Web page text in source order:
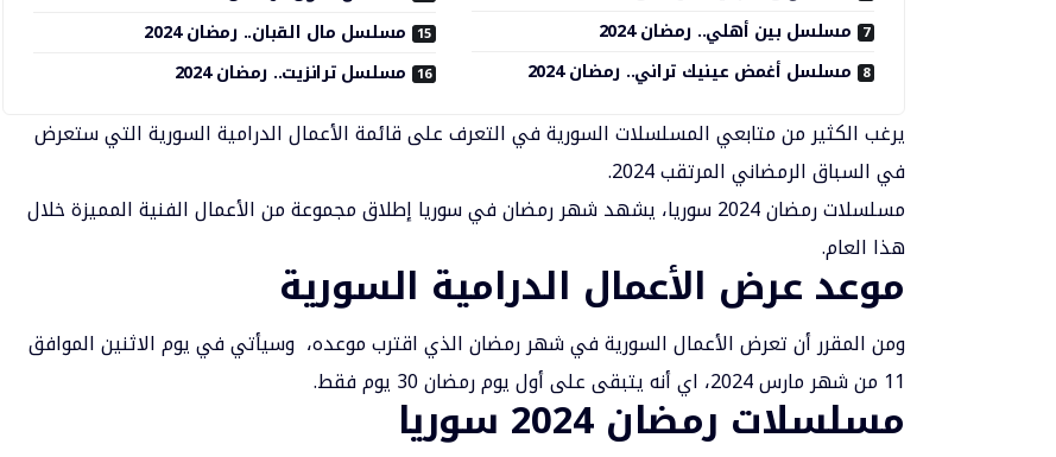
مسلسل بين أهلي.. رمضان 2024
مسلسل أغمض عينيك تراني.. رمضان 2024
مسلسل مال القبان.. رمضان 2024
مسلسل ترانزيت.. رمضان 2024
يرغب الكثير من متابعي المسلسلات السورية في التعرف على قائمة الأعمال الدرامية السورية التي ستعرض
في السباق الرمضاني المرتقب 2024.
مسلسلات رمضان 2024 سوريا، يشهد شهر رمضان في سوريا إطلاق مجموعة من الأعمال الفنية المميزة خلال
هذا العام.
موعد عرض الأعمال الدرامية السورية
ومن المقرر أن تعرض الأعمال السورية في شهر رمضان الذي اقترب موعده، وسيأتي في يوم الاثنين الموافق
11 من شهر مارس 2024، اي أنه يتبقى على أول يوم رمضان 30 يوم فقط.
مسلسلات رمضان 2024 سوريا